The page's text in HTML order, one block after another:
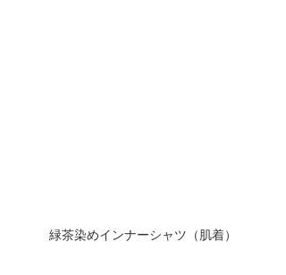
緑茶染めインナーシャツ（肌着）